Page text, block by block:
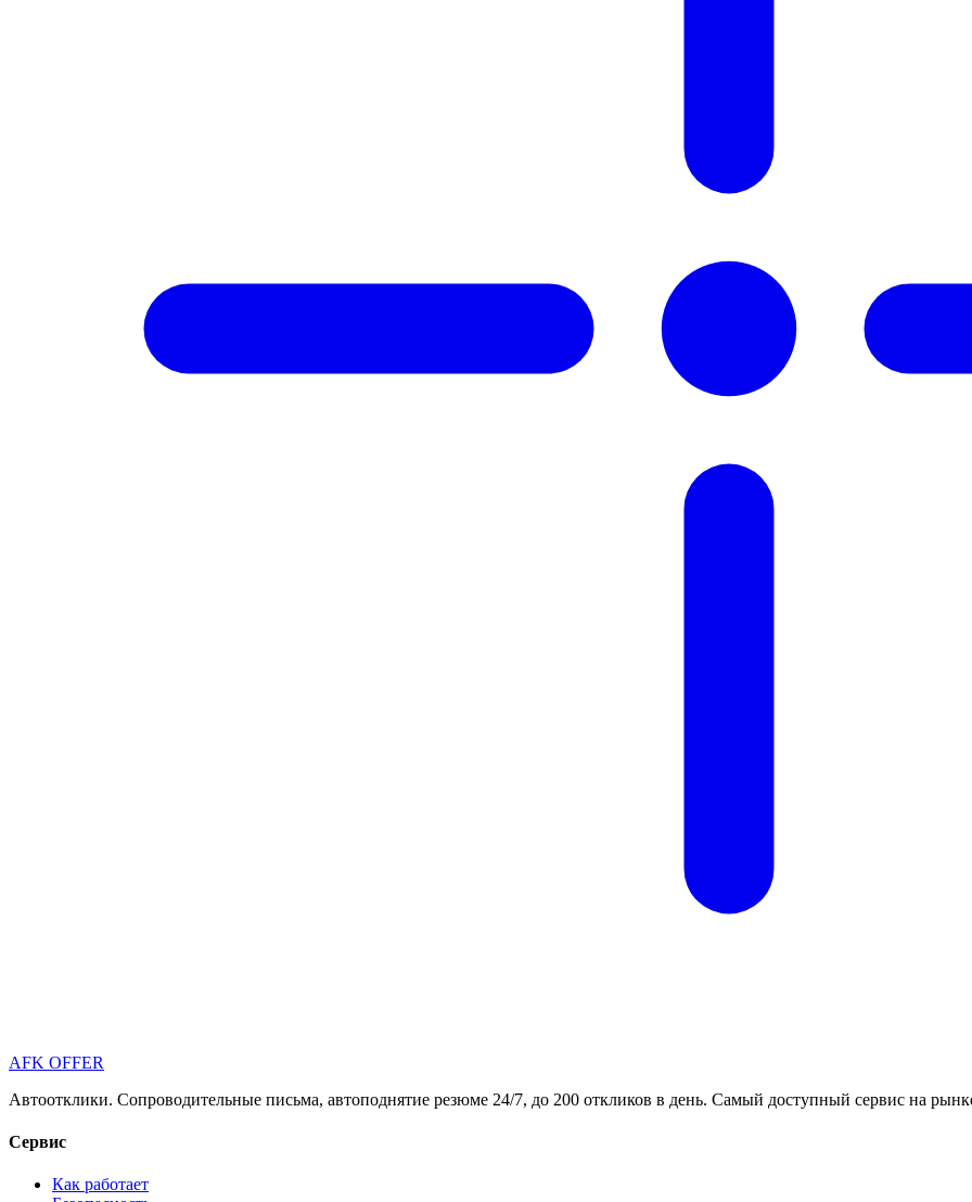
AFK OFFER
Автоотклики. Сопроводительные письма, автоподнятие резюме 24/7, до 200 откликов в день. Самый доступный сервис на
Сервис
Как работает